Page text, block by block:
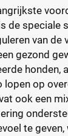
de speciale
van de
gezond
honden,
lopen op
ook een
te